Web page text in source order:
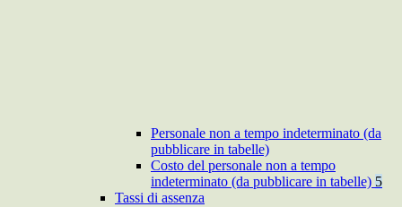
Personale non a tempo indeterminato (da
pubblicare in tabelle)
Costo del personale non a tempo
indeterminato (da pubblicare in tabelle) 5
Tassi di assenza